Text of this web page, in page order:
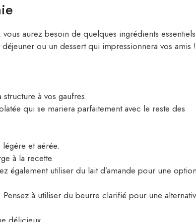
aurez besoin de quelques ingrédients
ou un dessert qui impressionnera vos amis !
à vos gaufres.
qui se mariera parfaitement avec le reste des
et aérée.
à la recette.
également utiliser du lait d’amande pour une option
à utiliser du beurre clarifié pour une